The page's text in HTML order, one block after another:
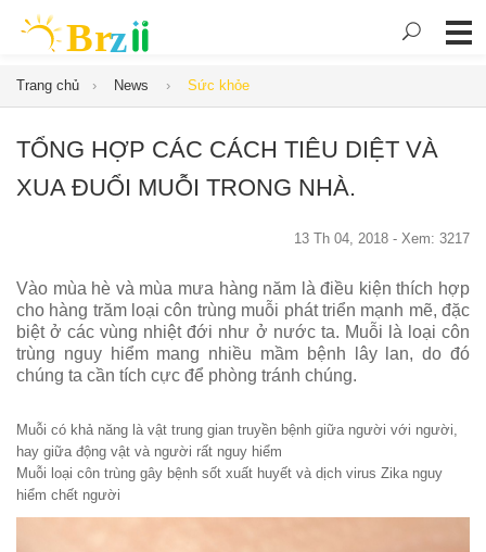
Trang chủ News Sức khỏe
TỔNG HỢP CÁC CÁCH TIÊU DIỆT VÀ
XUA ĐUỔI MUỖI TRONG NHÀ.
13 Th 04, 2018 - Xem: 3217
Vào mùa hè và mùa mưa hàng năm là điều kiện thích hợp
cho hàng trăm loại côn trùng muỗi phát triển mạnh mẽ, đặc
biệt ở các vùng nhiệt đới như ở nước ta. Muỗi là loại côn
trùng nguy hiểm mang nhiều mầm bệnh lây lan, do đó
chúng ta cần tích cực để phòng tránh chúng.
Muỗi có khả năng là vật trung gian truyền bệnh giữa người với người,
hay giữa động vật và người rất nguy hiểm
Muỗi loại côn trùng gây bệnh sốt xuất huyết và dịch virus Zikanguy
hiểm chết người